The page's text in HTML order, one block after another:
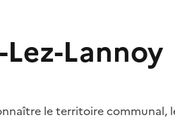
Lannoy
le territoire